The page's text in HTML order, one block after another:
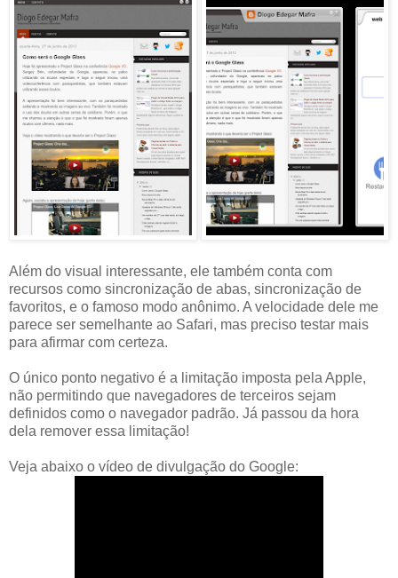
Além do visual interessante, ele também conta com
recursos como sincronização de abas, sincronização de
favoritos, e o famoso modo anônimo. A velocidade dele me
parece ser semelhante ao Safari, mas preciso testar mais
para afirmar com certeza.
O único ponto negativo é a limitação imposta pela Apple,
não permitindo que navegadores de terceiros sejam
definidos como o navegador padrão. Já passou da hora
dela remover essa limitação!
Veja abaixo o vídeo de divulgação do Google: